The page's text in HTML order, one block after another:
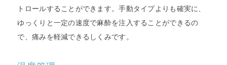
トロールすることができます。手動タイプよりも確実に、
ゆっくりと一定の速度で麻酔を注入することができるの
で、痛みを軽減できるしくみです。